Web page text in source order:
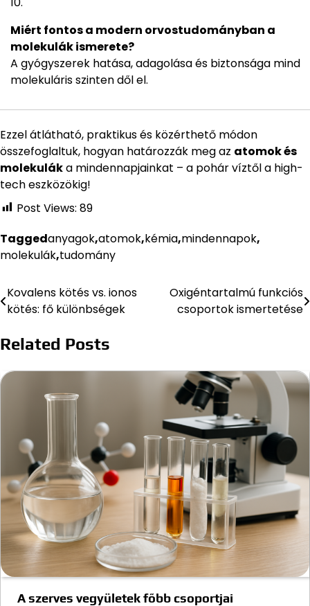
Miért fontos a modern orvostudományban a
molekulák ismerete?
A gyógyszerek hatása, adagolása és biztonsága mind
molekuláris szinten dől el.
Ezzel átlátható, praktikus és közérthető módon
összefoglaltuk, hogyan határozzák meg az atomok és
molekuláka mindennapjainkat – a pohár víztől a high-
tech eszközökig!
Post Views: 89
Taggedanyagok,atomok,kémia,mindennapok,
molekulák,tudomány
Bejegyzés
Kovalens kötés vs. ionos
kötés: fő különbségek
Oxigéntartalmú funkciós
csoportok ismertetése
Related Posts
A szerves vegyületek főbb csoportjai